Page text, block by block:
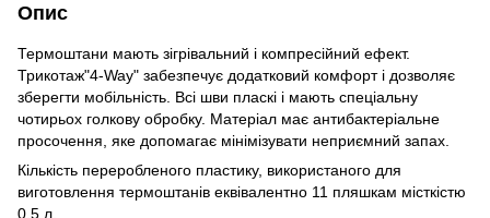
Опис
Термоштани мають зігрівальний і компресійний ефект.
Трикотаж"4-Way" забезпечує додатковий комфорт і дозволяє
зберегти мобільність. Всі шви пласкі і мають спеціальну
чотирьох голкову обробку. Матеріал має антибактеріальне
просочення, яке допомагає мінімізувати неприємний запах.
Кількість переробленого пластику, використаного для
виготовлення термоштанів еквівалентно 11 пляшкам місткістю
0,5 л.